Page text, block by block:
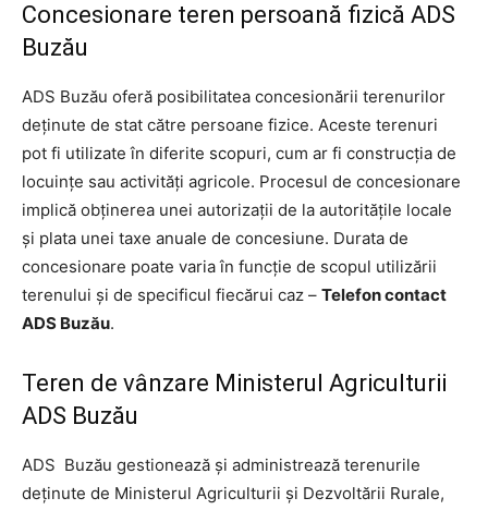
Concesionare teren persoană fizică ADS
Buzău
ADS Buzău oferă posibilitatea concesionării terenurilor
deţinute de stat către persoane fizice. Aceste terenuri
pot fi utilizate în diferite scopuri, cum ar fi construcţia de
locuinţe sau activităţi agricole. Procesul de concesionare
implică obţinerea unei autorizaţii de la autorităţile locale
şi plata unei taxe anuale de concesiune. Durata de
concesionare poate varia în funcţie de scopul utilizării
terenului şi de specificul fiecărui caz – Telefon contact
ADS Buzău.
Teren de vânzare Ministerul Agriculturii
ADS Buzău
ADS Buzău gestionează şi administrează terenurile
deţinute de Ministerul Agriculturii şi Dezvoltării Rurale,